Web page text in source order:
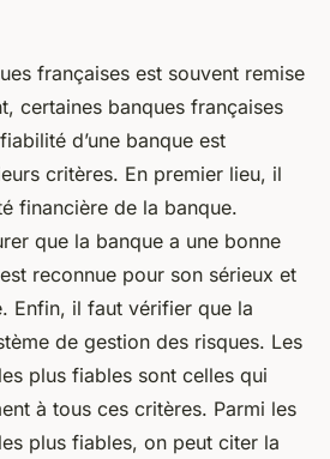
françaises est souvent remise
certaines banques françaises
d’une banque est
critères. En premier lieu, il
financière de la banque.
que la banque a une bonne
reconnue pour son sérieux et
Enfin, il faut vérifier que la
de gestion des risques. Les
plus fiables sont celles qui
à tous ces critères. Parmi les
plus fiables, on peut citer la